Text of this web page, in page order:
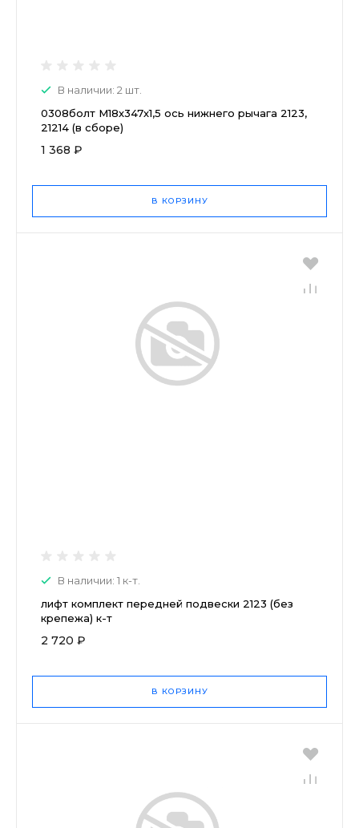
В наличии: 2 шт.
0308болт М18х347х1,5 ось нижнего рычага 2123,
21214 (в сборе)
1 368 ₽
В КОРЗИНУ
В наличии: 1 к-т.
лифт комплект передней подвески 2123 (без
крепежа) к-т
2 720 ₽
В КОРЗИНУ